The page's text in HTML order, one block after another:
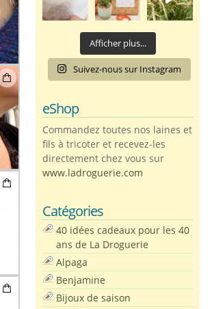
Afficher plus...
Suivez-nous sur Instagram
eShop
Commandez toutes nos laines et
fils à tricoter et recevez-les
directement chez vous sur
www.ladroguerie.com
Catégories
40 idées cadeaux pour les 40
ans de La Droguerie
Alpaga
Benjamine
Bijoux de saison